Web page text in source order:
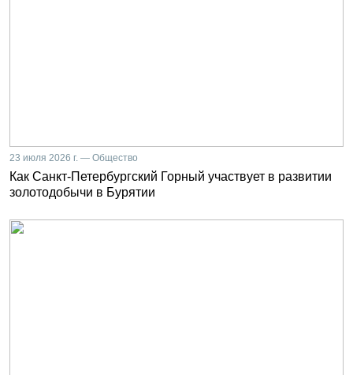
23 июля 2026 г. — Общество
Как Санкт-Петербургский Горный участвует в развитии
золотодобычи в Бурятии